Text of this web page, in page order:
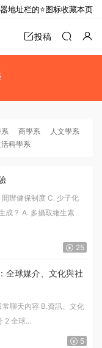
投稿
商學系
人文學系
科學系
辦健保制度 C. 少子化
成？ A. 多攝取維生素
25
全球媒介、文化與社
聊天內容 B.資訊、文化
2 全球...
5
地址栏的⭐图标收藏本页